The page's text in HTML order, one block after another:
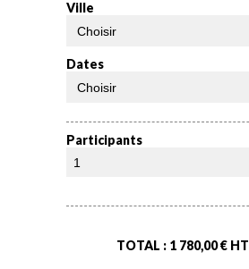
Ville
Dates
Participants
TOTAL : 1 780,00€ HT